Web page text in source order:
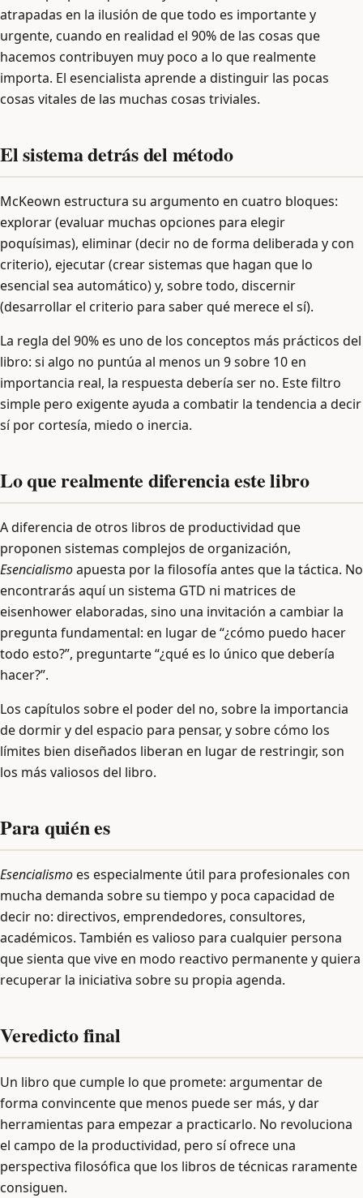
atrapadas en la ilusión de que todo es importante y
urgente, cuando en realidad el 90% de las cosas que
hacemos contribuyen muy poco a lo que realmente
importa. El esencialista aprende a distinguir las pocas
cosas vitales de las muchas cosas triviales.
El sistema detrás del método
McKeown estructura su argumento en cuatro bloques:
explorar (evaluar muchas opciones para elegir
poquísimas), eliminar (decir no de forma deliberada y con
criterio), ejecutar (crear sistemas que hagan que lo
esencial sea automático) y, sobre todo, discernir
(desarrollar el criterio para saber qué merece el sí).
La regla del 90% es uno de los conceptos más prácticos del
libro: si algo no puntúa al menos un 9 sobre 10 en
importancia real, la respuesta debería ser no. Este filtro
simple pero exigente ayuda a combatir la tendencia a decir
sí por cortesía, miedo o inercia.
Lo que realmente diferencia este libro
A diferencia de otros libros de productividad que
proponen sistemas complejos de organización,
Esencialismoapuesta por la filosofía antes que la táctica. No
encontrarás aquí un sistema GTD ni matrices de
eisenhower elaboradas, sino una invitación a cambiar la
pregunta fundamental: en lugar de “¿cómo puedo hacer
todo esto?”, preguntarte “¿qué es lo único que debería
hacer?”.
Los capítulos sobre el poder del no, sobre la importancia
de dormir y del espacio para pensar, y sobre cómo los
límites bien diseñados liberan en lugar de restringir, son
los más valiosos del libro.
Para quién es
Esencialismoes especialmente útil para profesionales con
mucha demanda sobre su tiempo y poca capacidad de
decir no: directivos, emprendedores, consultores,
académicos. También es valioso para cualquier persona
que sienta que vive en modo reactivo permanente y quiera
recuperar la iniciativa sobre su propia agenda.
Veredicto final
Un libro que cumple lo que promete: argumentar de
forma convincente que menos puede ser más, y dar
herramientas para empezar a practicarlo. No revoluciona
el campo de la productividad, pero sí ofrece una
perspectiva filosófica que los libros de técnicas raramente
consiguen.